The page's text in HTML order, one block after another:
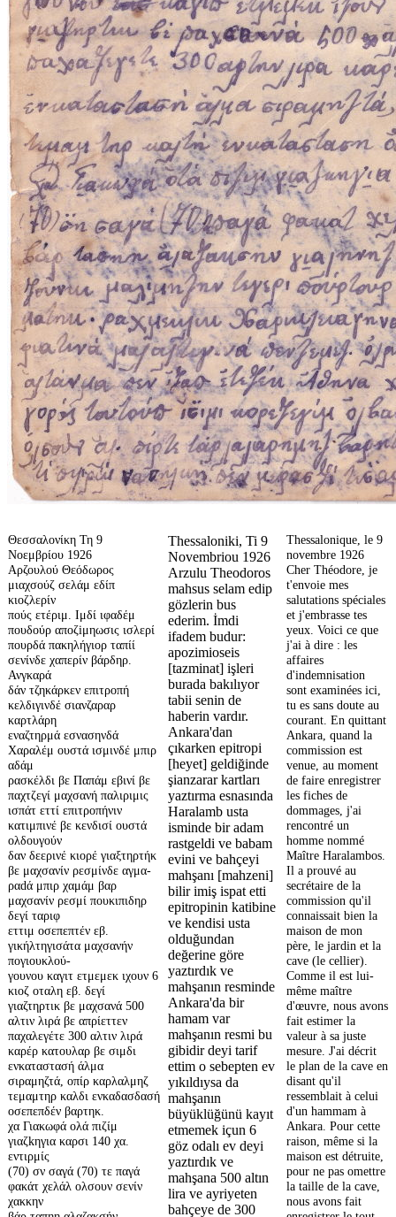
Θεσσαλονίκη Τη 9
Νοεμβρίου 1926
Αρζουλού Θεόδωρος
μιαχσούζ σελάμ εδίπ
κιοζλερίν
πούς ετέριμ. Ιμδί ιφαδέμ
πουδούρ αποζiμηωσις ισλερί
πουρδά πακηλήγιορ ταπίί
σενίνδε χαπερίν βάρδηρ.
Ανγκαρά
δάν τζηκάρκεν επιτροπή
κελδιγινδέ σιανζαραρ
καρτλάρη
εναζτηρμά εσνασηνδά
Χαραλέμ ουστά ισμινδέ μπιρ
αδάμ
ρασκέλδι βε Παπάμ εβινί βε
παχτζεγί μαχσανή παλιριμις
ισπάτ εττί επιτροπήνιν
κατιμπινέ βε κενδισί ουστά
ολδουγούν
δαν δεερινέ κιορέ γιαξτηρτήκ
βε μαχσανίν ρεσμίνδε αγμα-
ραdά μπιρ χαμάμ βαρ
μαχσανίν ρεσμί πουκιπιδηρ
δεγί ταριφ
εττιμ οσεπεπτέν εβ.
γικήλτηγισάτα μαχσανήν
πογιουκλού-
γουνου καγιτ ετμεμεκ ιχουν 6
κιοζ οταλη εβ. δεγί
γιαζτηρτικ βε μαχσανά 500
αλτιν λιρά βε απρίεττεν
παχαλεγέτε 300 αλτιν λιρά
καρέρ κατουλαρ βε σιμδι
ενκαταστασή άλμα
σιραμηζτά, οπίρ καρλαλμηζ
τεμαμτηρ καλδι ενκαδασδασή
οσεπεπδέν βαρτηκ.
χα Γιακωφά ολά πιζίμ
γιαζkηγια καρσι 140 χα.
εντιρμίς
(70) σν σαγά (70) τε παγά
φακάτ χελάλ ολσουν σενίν
χακκην
Thessaloniki, Ti 9
Novembriou 1926
Arzulu Theodoros
mahsus selam edip
gözlerin bus
ederim. İmdi
ifadem budur:
apozimioseis
[tazminat] işleri
burada bakılıyor
tabii senin de
haberin vardır.
Ankara'dan
çıkarken epitropi
[heyet] geldiğinde
şianzarar kartları
yaztırma esnasında
Haralamb usta
isminde bir adam
rastgeldi ve babam
evini ve bahçeyi
mahşanı [mahzeni]
bilir imiş ispat etti
epitropinin katibine
ve kendisi usta
olduğundan
değerine göre
yaztırdık ve
mahşanın resminde
Ankara'da bir
hamam var
mahşanın resmi bu
gibidir deyi tarif
ettim o sebepten ev
yıkıldıysa da
mahşanın
büyüklüğünü kayıt
etmemek içun 6
göz odalı ev deyi
yaztırdık ve
mahşana 500 altın
lira ve ayriyeten
bahçeye de 300
Thessalonique, le 9
novembre 1926
Cher Théodore, je
t'envoie mes
salutations spéciales
et j'embrasse tes
yeux. Voici ce que
j'ai à dire : les
affaires
d'indemnisation
sont examinées ici,
tu es sans doute au
courant. En quittant
Ankara, quand la
commission est
venue, au moment
de faire enregistrer
les fiches de
dommages, j'ai
rencontré un
homme nommé
Maître Haralambos.
Il a prouvé au
secrétaire de la
commission qu'il
connaissait bien la
maison de mon
père, le jardin et la
cave (le cellier).
Comme il est lui-
même maître
d'œuvre, nous avons
fait estimer la
valeur à sa juste
mesure. J'ai décrit
le plan de la cave en
disant qu'il
ressemblait à celui
d'un hammam à
Ankara. Pour cette
raison, même si la
maison est détruite,
pour ne pas omettre
la taille de la cave,
nous avons fait